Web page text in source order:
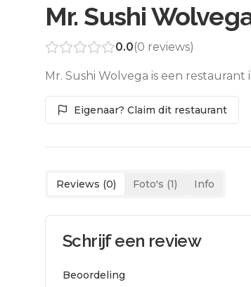
Mr. Sushi
0.0(0 reviews)
Mr. Sushi Wolvega is een
Eigenaar? Claim dit restaurant
Reviews (0) Foto's (1) Info
Schrijf een review
Beoordeling